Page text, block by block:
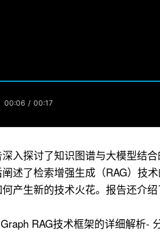
入探讨了知识图谱与大模型结
述了检索增强生成（RAG）技
产生新的技术火花。报告还介
RAG技术框架的详细解析-